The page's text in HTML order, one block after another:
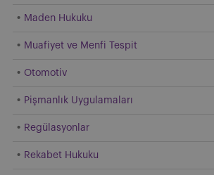
Maden Hukuku
Muafiyet ve Menfi Tespit
Otomotiv
Pişmanlık Uygulamaları
Regülasyonlar
Rekabet Hukuku